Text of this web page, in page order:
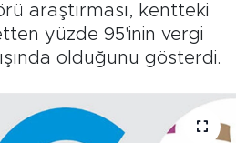
araştırması, kentteki
yüzde 95'inin vergi
olduğunu gösterdi.